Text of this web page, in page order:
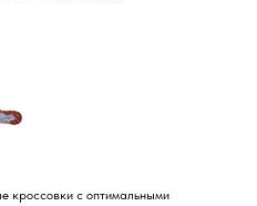
кроссовки с оптимальными